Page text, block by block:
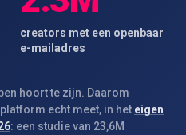
creators met een openbaar
e-mailadres
hoort te zijn. Daarom
echt meet, in het eigen
: een studie van 23,6M